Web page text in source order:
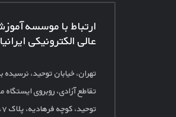
ارتباط با موسسه
عالی الکترونیکی
تهران، خیابان توحید، نرسیده
تقاطع آزادی، روبروی ایستگاه
توحید، کوچه فرهادیه، پلاک
۷،